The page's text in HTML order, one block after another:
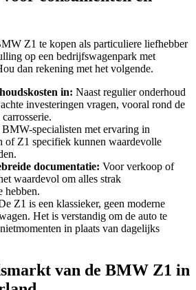
Z1 te kopen als particuliere liefhebber
op een bedrijfswagenpark met
dan rekening met het volgende.
in: Naast regulier onderhoud
investeringen vragen, vooral rond de
BMW-specialisten met ervaring in
of Z1 specifiek kunnen waardevolle
documentatie: Voor verkoop of
waardevol om alles strak
hebben.
Z1 is een klassieker, geen moderne
Het is verstandig om de auto te
in plaats van dagelijks
van de BMW Z1 in